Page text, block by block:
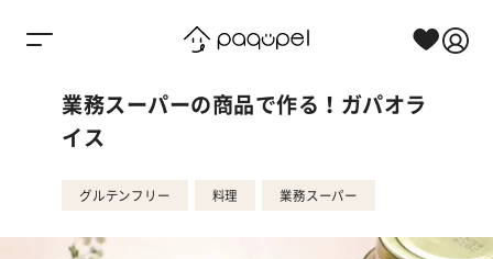
業務スーパーの商品で作る！ガパオラ
イス
グルテンフリー 料理 業務スーパー